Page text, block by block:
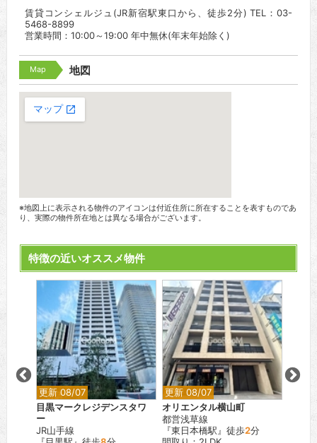
賃貸コンシェルジュ(JR新宿駅東口から、徒歩2分) TEL：03-
5468-8899
営業時間：10:00～19:00 年中無休(年末年始除く)
Map 地図
※地図上に表示される物件のアイコンは付近住所に所在することを表すものであ
り、実際の物件所在地とは異なる場合がございます。
特徴の近いオススメ物件
更新 08/07
目黒マークレジデンスタワ
ー
JR山手線
更新 08/07
オリエンタル横山町
都営浅草線
『東日本橋駅』徒歩2分
都営